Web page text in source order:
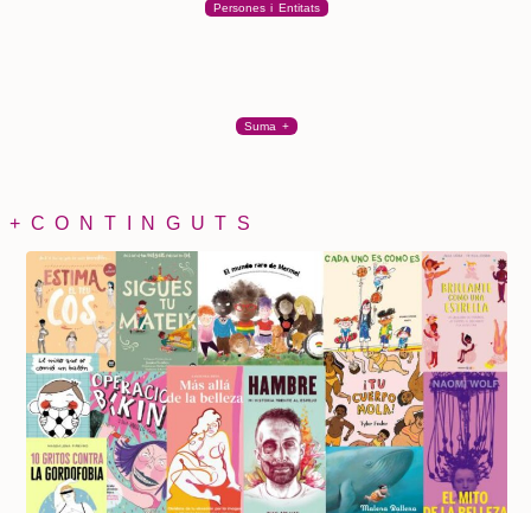
Persones i Entitats
Suma +
+CONTINGUTS